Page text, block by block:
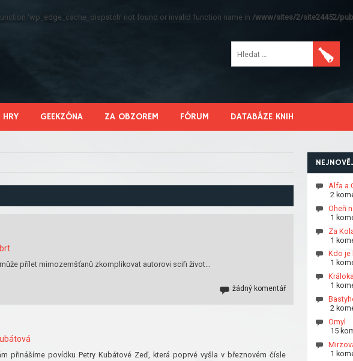
'wp_edge_cache_dispatch' not found or invalid function name in /www/sites/2/site24452/
HRY GEEKZÓNA ZA OBZOREM FÓRUM DATABÁZE KNIH
přílet mimozemšťanů zkomplikovat autorovi scifi život…
žádný komentář
přinášíme povídku Petry Kubátové Zeď, která poprvé vyšla v březnovém čísle
Alfa a
2
Oheň
1
Za
1
Kdo je
1
1
2
Omyl
15
1